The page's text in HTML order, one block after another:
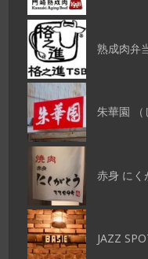
熟成肉弁
朱華園 （
赤身 にく
JAZZ